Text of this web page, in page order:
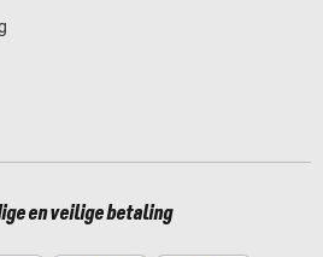
en veilige betaling